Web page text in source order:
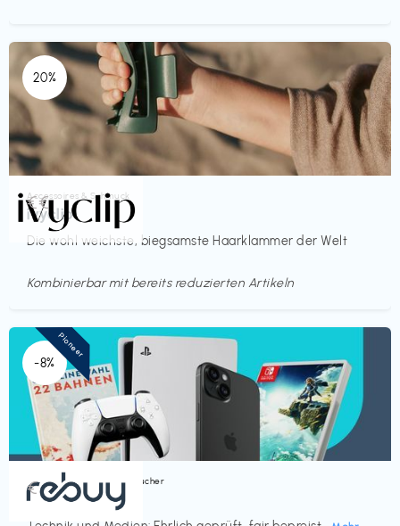
20%
Accessoires & Schmuck
ivyclip
Die wohl weichste, biegsamste Haarklammer der Welt
€€‎
Kombinierbar mit bereits reduzierten Artikeln
-8%
Bücher, Magazine & Hörbücher
rebuy
€‎
Pioneer